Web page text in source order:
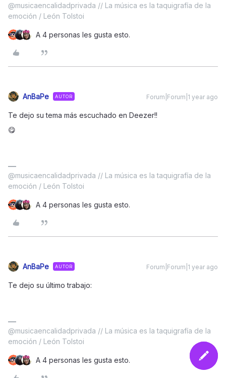
@musicaencalidadprivada // La música es la taquigrafía de la
emoción / León Tolstoi
A 4 personas les gusta esto.
AnBaPe AUTOR Forum|Forum|1 year ago
Te dejo su tema más escuchado en Deezer!!
😋
@musicaencalidadprivada // La música es la taquigrafía de la
emoción / León Tolstoi
A 4 personas les gusta esto.
AnBaPe AUTOR Forum|Forum|1 year ago
Te dejo su último trabajo:
@musicaencalidadprivada // La música es la taquigrafía de la
emoción / León Tolstoi
A 4 personas les gusta esto.